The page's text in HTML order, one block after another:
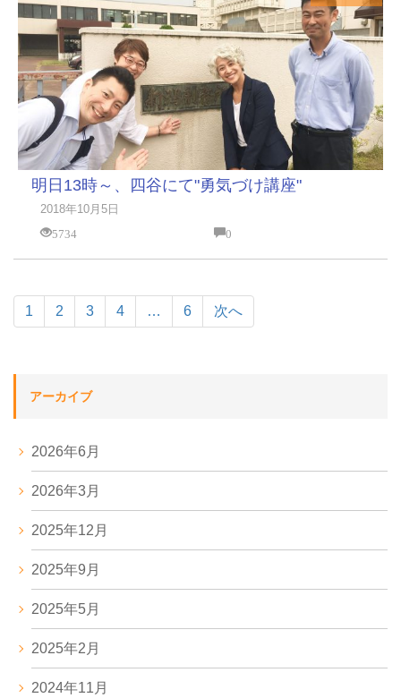
明日13時～、四谷にて"勇気づけ講座"
2018年10月5日
5734
0
1 2 3 4 … 6 次へ
アーカイブ
2026年6月
2026年3月
2025年12月
2025年9月
2025年5月
2025年2月
2024年11月